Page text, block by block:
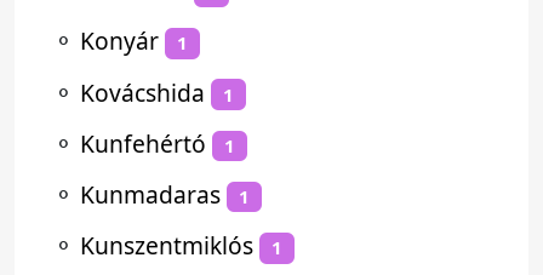
⚬ Konyár 1
⚬ Kovácshida 1
⚬ Kunfehértó 1
⚬ Kunmadaras 1
⚬ Kunszentmiklós 1